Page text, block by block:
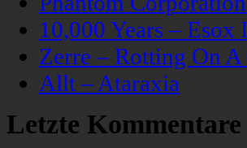
10,000 Years – Esox
Zerre – Rotting On
Allt – Ataraxia
Letzte Kommentare